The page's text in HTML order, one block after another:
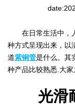
在日常生活中，人
种方式呈现出来，以
道紫铜管是什么。其
种产品比较熟悉.大家
光滑